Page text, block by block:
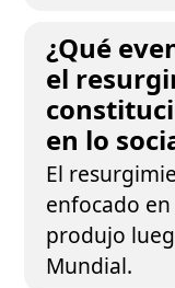
¿Qué
el
en lo
El
enfocado
produjo
Mundial.